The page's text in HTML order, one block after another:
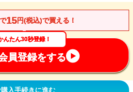
15円(税込)で買える！
んたん30秒登録！
員登録をする
購入手続きに進む